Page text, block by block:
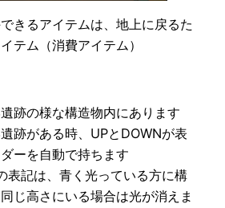
きるアイテムは、地上に戻るた
テム（消費アイテム）
跡の様な構造物内にあります
跡がある時、UPとDOWNが表
ーを自動で持ちます
表記は、青く光っている方に構
じ高さにいる場合は光が消えま